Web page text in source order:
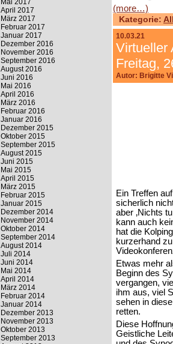
Mai 2017
April 2017
März 2017
Februar 2017
Januar 2017
Dezember 2016
November 2016
September 2016
August 2016
Juni 2016
Mai 2016
April 2016
März 2016
Februar 2016
Januar 2016
Dezember 2015
Oktober 2015
September 2015
August 2015
Juni 2015
Mai 2015
April 2015
März 2015
Februar 2015
Januar 2015
Dezember 2014
November 2014
Oktober 2014
September 2014
August 2014
Juli 2014
Juni 2014
Mai 2014
April 2014
März 2014
Februar 2014
Januar 2014
Dezember 2013
November 2013
Oktober 2013
September 2013
(more…)
Kategorie:
10.03.21
Virtueller
Freitag,
Autor: Brigitte
Ein Treffen
sicherlich
aber ‚Nichts
kann auch
hat die
kurzerhand
Etwas mehr
Beginn des
vergangen,
ihm aus, viel
sehen in
retten.
Diese
Geistliche